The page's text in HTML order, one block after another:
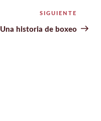
entrada
SIGUIENTE
Una historia de boxeo